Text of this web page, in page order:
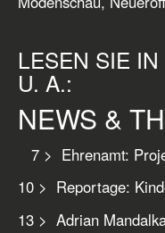
LESEN SIE
U. A.:
NEWS &
7 > Ehrenamt:
10 > Reportage:
13 > Adrian